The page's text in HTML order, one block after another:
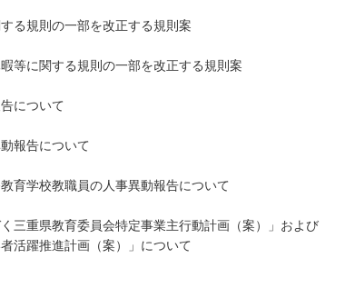
規則の一部を改正する規則案
に関する規則の一部を改正する規則案
について
報告について
学校教職員の人事異動報告について
重県教育委員会特定事業主行動計画（案）」および
推進計画（案）」について